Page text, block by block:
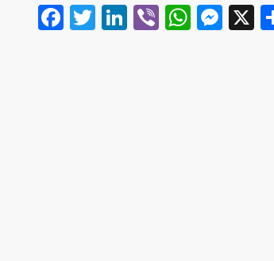
Facebook
Twitter
LinkedIn
Viber X